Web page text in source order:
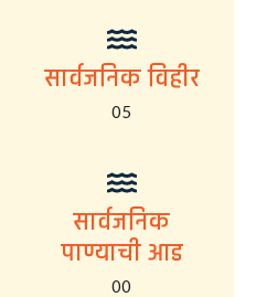
सार्वजनिक विहीर
05
सार्वजनिक
पाण्याची आड
00